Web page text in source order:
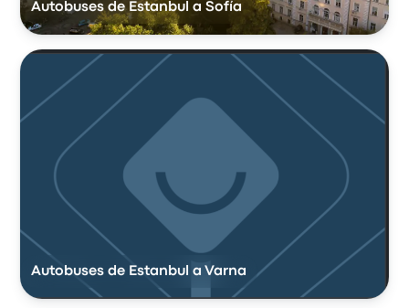
Autobuses de Estanbul a Sofía
Autobuses de Estanbul a Varna